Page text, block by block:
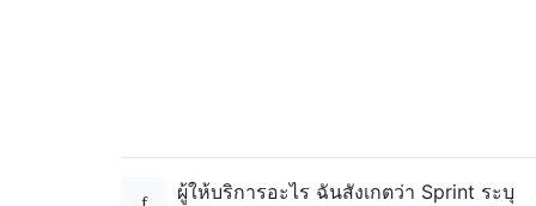
ผู้ให้บริการอะไร ฉันสังเกตว่า Sprint ระบุ